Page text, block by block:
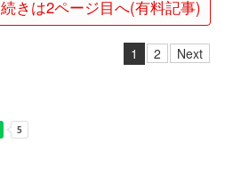
続きは2ページ目へ(有料記事)
1 2 Next